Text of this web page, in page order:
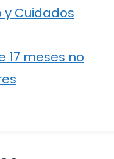
Cuidados
17 meses no